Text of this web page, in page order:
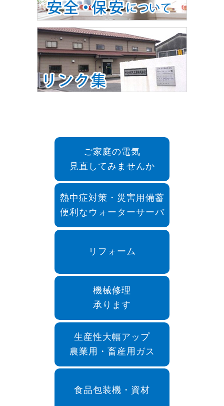
ご家庭の電気
見直してみませんか
熱中症対策・災害用備蓄
便利なウォーターサーバ
リフォーム
機械修理
承ります
生産性大幅アップ
農業用・畜産用ガス
食品包装機・資材